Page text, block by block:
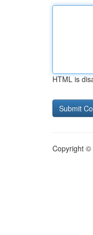
HTML is
Copyright ©